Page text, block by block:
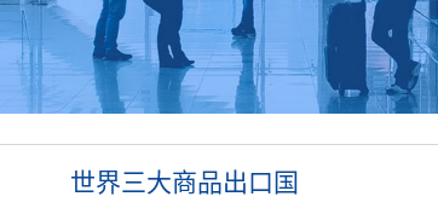
世界三大商品出口国